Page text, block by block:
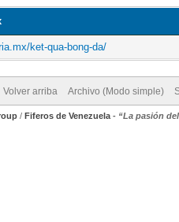
ket-qua-bong-da/
Volver arriba Archivo (Modo simple)
/ Fiferos de Venezuela - “La pasión